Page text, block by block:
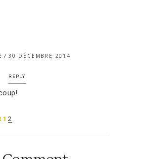
30 DÉCEMBRE 2014
REPLY
1 2